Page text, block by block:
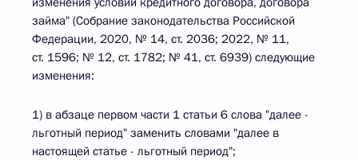
займа" (Собрание законодательства Российской
Федерации, 2020, № 14, ст. 2036; 2022, № 11,
ст. 1596; № 12, ст. 1782; № 41, ст. 6939) следующие
изменения:
1) в абзаце первом части 1 статьи 6 слова "далее -
льготный период" заменить словами "далее в
настоящей статье - льготный период";